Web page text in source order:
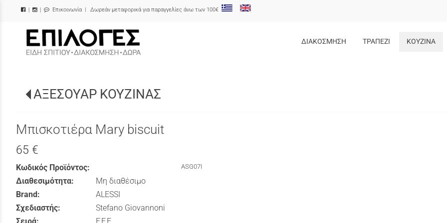
| Επικοινωνία | Δωρεάν μεταφορικά για παραγγελίες άνω των 100€
/
ΔΙΑΚΟΣΜΗΣΗ ΤΡΑΠΕΖΙ ΚΟΥΖΙΝΑ
ΑΞΕΣΟΥΑΡ ΚΟΥΖΙΝΑΣ
Μπισκοτιέρα Mary biscuit
65 €
Κωδικός Προϊόντος: ASG07I
Διαθεσιμότητα:
Μη διαθέσιμο
Brand:
ALESSI
Σχεδιαστής:
Stefano Giovannoni